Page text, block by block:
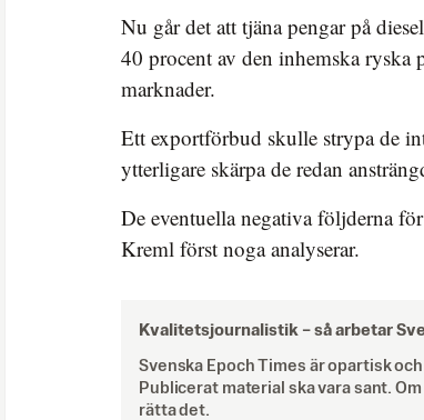
Nu går det att tjäna pengar på
40 procent av den inhemska
marknader.
Ett exportförbud skulle strypa de
ytterligare skärpa de redan
De eventuella negativa följderna
Kreml först noga analyserar.
Kvalitetsjournalistik – så arbetar
Svenska Epoch Times är opartisk
Publicerat material ska vara sant.
rätta det.